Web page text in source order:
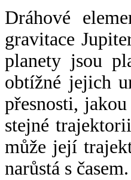
Dráhové
gravitace
planety jsou
obtížné jejich
přesnosti,
stejné
může její
narůstá s časem.